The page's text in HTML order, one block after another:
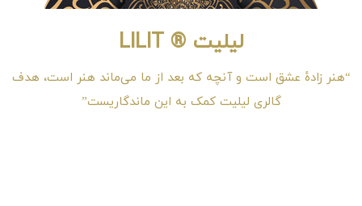
لیلیت ® LILIT
“هنر زادهٔ عشق است و آنچه که بعد از ما می‌ماند هنر است، هدف
گالری لیلیت کمک به این ماندگاریست”